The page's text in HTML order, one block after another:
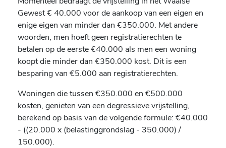
Gewest € 40.000 voor de aankoop van een eigen en
enige eigen van minder dan €350.000. Met andere
woorden, men hoeft geen registratierechten te
betalen op de eerste €40.000 als men een woning
koopt die minder dan €350.000 kost. Dit is een
besparing van €5.000 aan registratierechten.
Woningen die tussen €350.000 en €500.000
kosten, genieten van een degressieve vrijstelling,
berekend op basis van de volgende formule: €40.000
- ((20.000 x (belastinggrondslag - 350.000) /
150.000).